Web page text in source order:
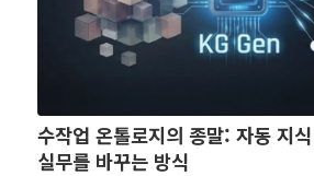
수작업 온톨로지의 종말: 자동 지
실무를 바꾸는 방식